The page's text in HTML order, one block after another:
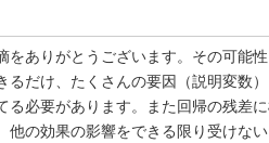
をありがとうございます。その可能
るだけ、たくさんの要因（説明変数
る必要があります。また回帰の残差
他の効果の影響をできる限り受けな